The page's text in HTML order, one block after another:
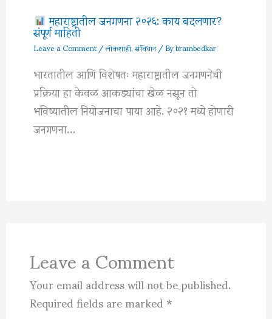
महाराष्ट्रातील जनगणना २०२६: काय बदलणार?
संपूर्ण माहिती
Leave a Comment/लोकशाही,संविधान/ Bybrambedkar
भारतातील आणि विशेषतः महाराष्ट्रातील जनगणनेची
प्रक्रिया हा केवळ आकड्यांचा खेळ नसून तो
भविष्यातील नियोजनाचा पाया आहे. २०२१ मध्ये होणारी
जनगणना…
Leave a Comment
Your email address will not be published.
Required fields are marked*